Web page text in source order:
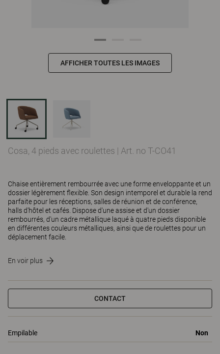
AFFICHER TOUTES LES IMAGES
Cosa, 4 pieds avec roulettes | Art. no T-CO41
Chaise entièrement rembourrée avec une forme enveloppante et un
dossier légèrement flexible. Son design intemporel et durable la rend
parfaite pour les réceptions, salles de réunion et de conférence,
halls d'hôtel et cafés. Dispose d'une assise et d'un dossier
rembourrés, d'un cadre métallique laqué à quatre pieds disponible
en différentes couleurs métalliques, ainsi que de roulettes pour un
déplacement facile.
En voir plus
CONTACT
Empilable Non